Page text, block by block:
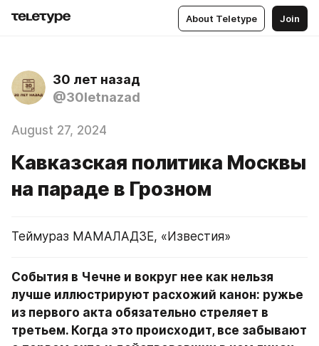
About Teletype Join
30 лет назад
@30letnazad
August 27, 2024
Кавказская политика Москвы
на параде в Грозном
Теймураз МАМАЛАДЗЕ, «Известия»
События в Чечне и вокруг нее как нельзя
лучше иллюстрируют расхожий канон: ружье
из первого акта обязательно стреляет в
третьем. Когда это происходит, все забывают